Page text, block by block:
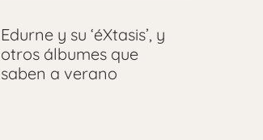
Edurne y su ‘éXtasis’, y
otros álbumes que
saben a verano